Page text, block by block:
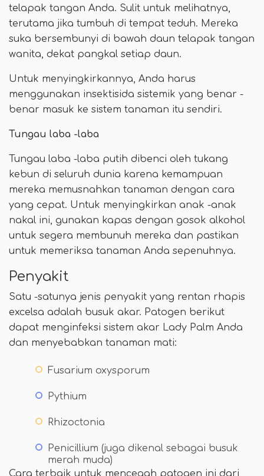
telapak tangan Anda. Sulit untuk melihatnya,
terutama jika tumbuh di tempat teduh. Mereka
suka bersembunyi di bawah daun telapak tangan
wanita, dekat pangkal setiap daun.
Untuk menyingkirkannya, Anda harus
menggunakan insektisida sistemik yang benar -
benar masuk ke sistem tanaman itu sendiri.
Tungau laba -laba
Tungau laba -laba putih dibenci oleh tukang
kebun di seluruh dunia karena kemampuan
mereka memusnahkan tanaman dengan cara
yang cepat. Untuk menyingkirkan anak -anak
nakal ini, gunakan kapas dengan gosok alkohol
untuk segera membunuh mereka dan pastikan
untuk memeriksa tanaman Anda sepenuhnya.
Penyakit
Satu -satunya jenis penyakit yang rentan rhapis
excelsa adalah busuk akar. Patogen berikut
dapat menginfeksi sistem akar Lady Palm Anda
dan menyebabkan tanaman mati:
Fusarium oxysporum
Pythium
Rhizoctonia
Penicillium (juga dikenal sebagai busuk
merah muda)
Cara terbaik untuk mencegah patogen ini dari